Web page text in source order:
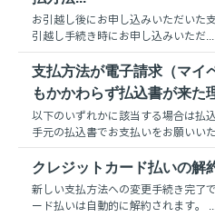
お引越し後にお申し込みいただいた
引越し手続き時にお申し込みいただ...
支払方法が電子請求（マイ
もかかわらず払込書が来た
以下のいずれかに該当する場合は払
手元の払込書でお支払いをお願いい
クレジットカード払いの解
新しい支払方法への変更手続き完了
ード払いは自動的に解約されます。